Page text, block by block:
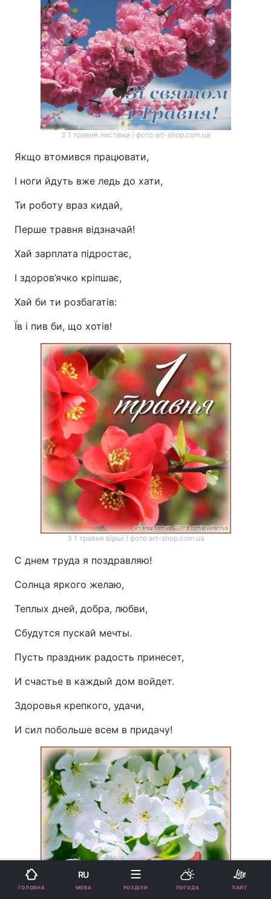
З 1 травня листівки / фото art-shop.com.ua
Якщо втомився працювати,
І ноги йдуть вже ледь до хати,
Ти роботу враз кидай,
Перше травня відзначай!
Хай зарплата підростає,
І здоров’ячко кріпшає,
Хай би ти розбагатів:
Їв і пив би, що хотів!
З 1 травня вірші / фото art-shop.com.ua
С днем труда я поздравляю!
Солнца яркого желаю,
Теплых дней, добра, любви,
Сбудутся пускай мечты.
Пусть праздник радость принесет,
И счастье в каждый дом войдет.
Здоровья крепкого, удачи,
И сил побольше всем в придачу!
ГОЛОВНА
RU
МОВА РОЗДІЛИ ПОГОДА ЛАЙТ